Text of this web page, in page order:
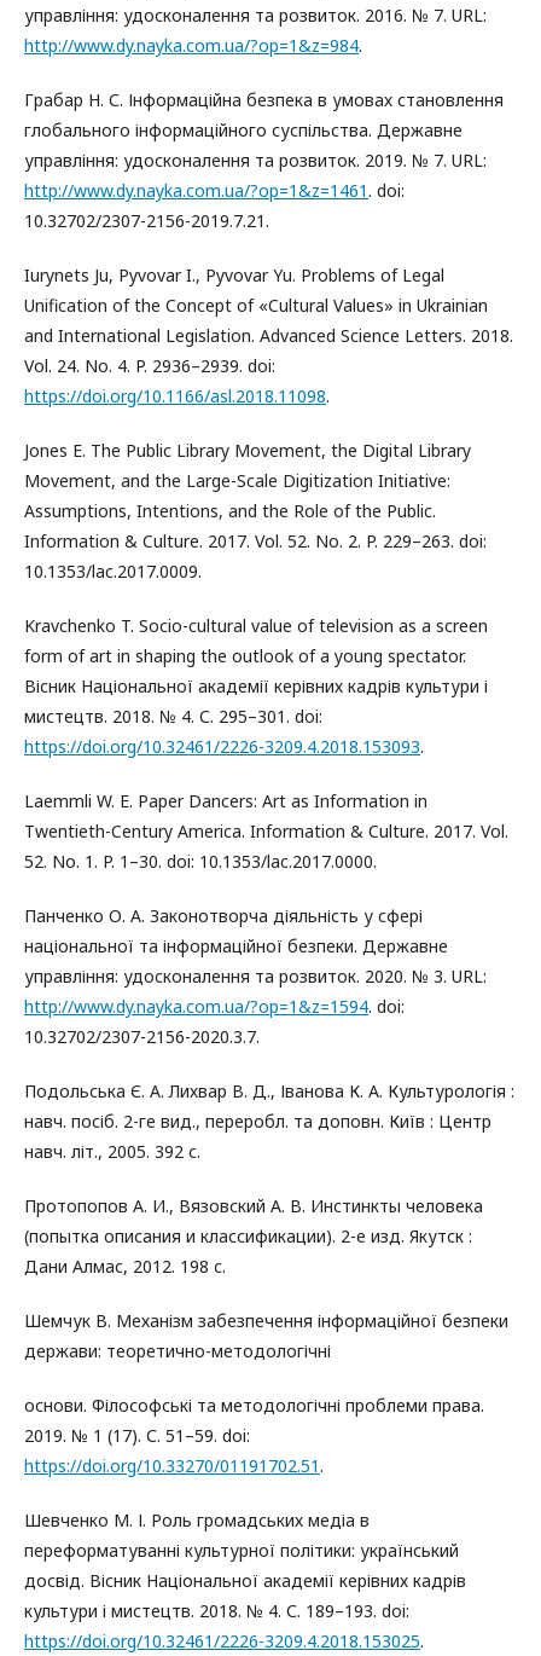
управління: удосконалення та розвиток. 2016. № 7. URL:
http://www.dy.nayka.com.ua/?op=1&z=984.
Грабар Н. С. Інформаційна безпека в умовах становлення
глобального інформаційного суспільства. Державне
управління: удосконалення та розвиток. 2019. № 7. URL:
http://www.dy.nayka.com.ua/?op=1&z=1461. doi:
10.32702/2307-2156-2019.7.21.
Iurynets Ju, Pyvovar I., Pyvovar Yu. Problems of Legal
Unification of the Concept of «Cultural Values» in Ukrainian
and International Legislation. Advanced Science Letters. 2018.
Vol. 24. No. 4. P. 2936–2939. doi:
https://doi.org/10.1166/asl.2018.11098.
Jones Е. The Public Library Movement, the Digital Library
Movement, and the Large-Scale Digitization Initiative:
Assumptions, Intentions, and the Role of the Public.
Information & Culture. 2017. Vol. 52. Nо. 2. P. 229–263. doi:
10.1353/lac.2017.0009.
Kravchenko T. Socio-cultural value of television as a screen
form of art in shaping the outlook of a young spectator.
Вісник Національної академії керівних кадрів культури і
мистецтв. 2018. № 4. С. 295–301. doi:
https://doi.org/10.32461/2226-3209.4.2018.153093.
Laemmli W. E. Paper Dancers: Art as Information in
Twentieth-Century America. Information & Culture. 2017. Vol.
52. Nо. 1. P. 1–30. doi: 10.1353/lac.2017.0000.
Панченко О. А. Законотворча діяльність у сфері
національної та інформаційної безпеки. Державне
управління: удосконалення та розвиток. 2020. № 3. URL:
http://www.dy.nayka.com.ua/?op=1&z=1594. doi:
10.32702/2307-2156-2020.3.7.
Подольська Є. А. Лихвар В. Д., Іванова К. А. Культурологія :
навч. посіб. 2-ге вид., переробл. та доповн. Київ : Центр
навч. літ., 2005. 392 с.
Протопопов А. И., Вязовский А. В. Инстинкты человека
(попытка описания и классификации). 2-е изд. Якутск :
Дани Алмас, 2012. 198 с.
Шемчук В. Механізм забезпечення інформаційної безпеки
держави: теоретично-методологічні
основи. Філософські та методологічні проблеми права.
2019. № 1 (17). С. 51–59. doi:
https://doi.org/10.33270/01191702.51.
Шевченко М. І. Роль громадських медіа в
переформатуванні культурної політики: український
досвід. Вісник Національної академії керівних кадрів
культури і мистецтв. 2018. № 4. С. 189–193. doi:
https://doi.org/10.32461/2226-3209.4.2018.153025.